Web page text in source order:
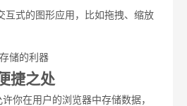
互式的图形应用，比如拖拽、缩放
储的利器
捷之处
许你在用户的浏览器中存储数据，